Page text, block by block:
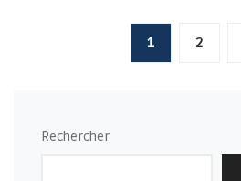
1 2
Rechercher